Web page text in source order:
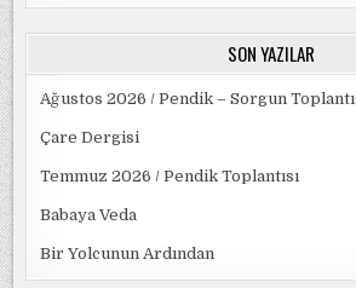
SON YAZILAR
Ağustos 2026 / Pendik – Sorgun
Çare Dergisi
Temmuz 2026 / Pendik Toplantısı
Babaya Veda
Bir Yolcunun Ardından